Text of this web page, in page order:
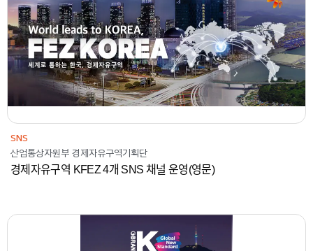
SNS
산업통상자원부 경제자유구역기획단
경제자유구역 KFEZ 4개 SNS 채널 운영(영문)
2023
중소벤처기업진흥공단